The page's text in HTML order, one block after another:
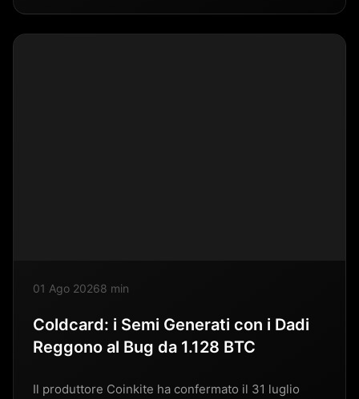
01 Ago 20268 min
Coldcard: i Semi Generati con i Dadi
Reggono al Bug da 1.128 BTC
Il produttore Coinkite ha confermato il 31 luglio